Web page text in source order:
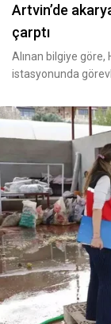
Artvin’de
çarptı
Alınan bilgiye
istasyonunda